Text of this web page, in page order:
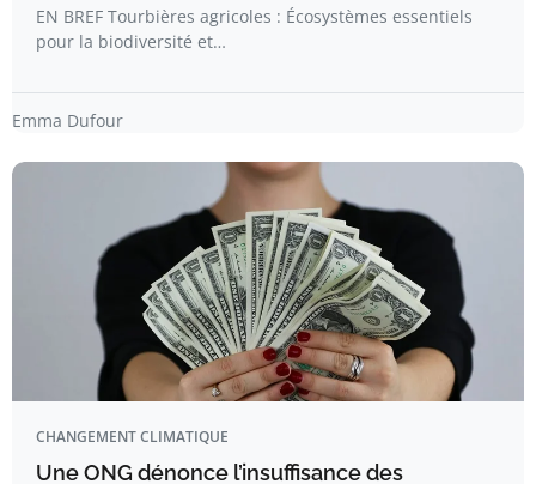
EN BREF Tourbières agricoles : Écosystèmes essentiels
pour la biodiversité et…
Emma Dufour
CHANGEMENT CLIMATIQUE
Une ONG dénonce l’insuffisance des